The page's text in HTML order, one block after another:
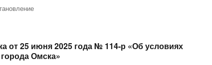
от 25 июня 2025 года № 114-р «Об условиях
Омска»